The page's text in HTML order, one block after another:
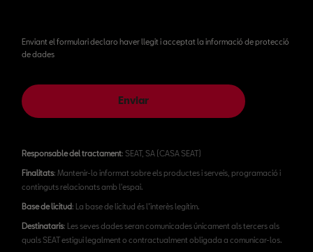
Enviant el formulari declaro haver llegit i acceptat la informació de protecció
de dades
Enviar
Responsable del tractament: SEAT, SA (CASA SEAT)
Finalitats: Mantenir-lo informat sobre els productes i serveis, programació i
continguts relacionats amb l'espai.
Base de licitud: La base de licitud és l’interès legítim.
Destinataris: Les seves dades seran comunicades únicament als tercers als
quals SEAT estigui legalment o contractualment obligada a comunicar-los.